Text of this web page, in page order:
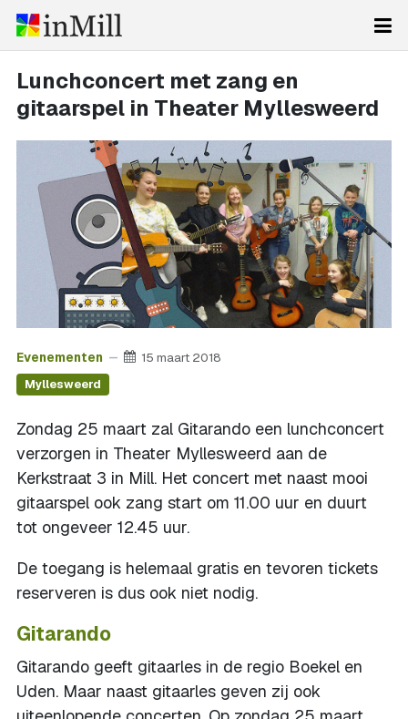
Lunchconcert met zang en
gitaarspel in Theater Myllesweerd
Evenementen 15 maart 2018
Myllesweerd
Zondag 25 maart zal Gitarando een lunchconcert
verzorgen in Theater Myllesweerd aan de
Kerkstraat 3 in Mill. Het concert met naast mooi
gitaarspel ook zang start om 11.00 uur en duurt
tot ongeveer 12.45 uur.
De toegang is helemaal gratis en tevoren tickets
reserveren is dus ook niet nodig.
Gitarando
Gitarando geeft gitaarles in de regio Boekel en
Uden. Maar naast gitaarles geven zij ook